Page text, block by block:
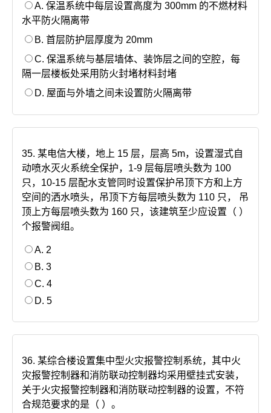
A. 保温系统中每层设置高度为 300mm 的不燃材料
水平防火隔离带
B. 首层防护层厚度为 20mm
C. 保温系统与基层墙体、装饰层之间的空腔，每
隔一层楼板处采用防火封堵材料封堵
D. 屋面与外墙之间未设置防火隔离带
35. 某电信大楼，地上 15 层，层高 5m，设置湿式自
动喷水灭火系统全保护，1-9 层每层喷头数为 100
只，10-15 层配水支管同时设置保护吊顶下方和上方
空间的洒水喷头，吊顶下方每层喷头数为 110 只， 吊
顶上方每层喷头数为 160 只，该建筑至少应设置（ ）
个报警阀组。
A. 2
B. 3
C. 4
D. 5
36. 某综合楼设置集中型火灾报警控制系统，其中火
灾报警控制器和消防联动控制器均采用壁挂式安装，
关于火灾报警控制器和消防联动控制器的设置，不符
合规范要求的是（ ）。